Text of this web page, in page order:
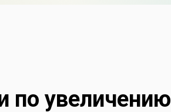
по увеличению